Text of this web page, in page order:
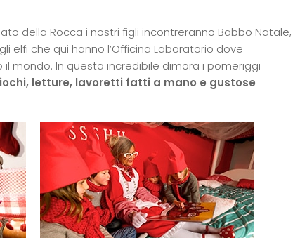
della Rocca i nostri figli incontreranno Babbo Natale,
elfi che qui hanno l’Officina Laboratorio dove
mondo. In questa incredibile dimora i pomeriggi
letture, lavoretti fatti a mano e gustose